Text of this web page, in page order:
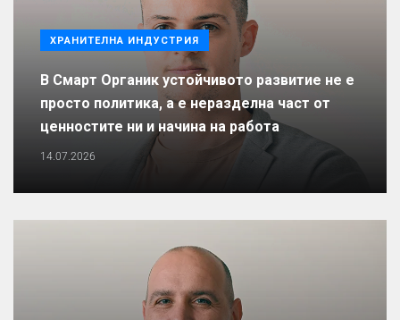
ХРАНИТЕЛНА ИНДУСТРИЯ
В Смарт Органик устойчивото развитие не е
просто политика, а е неразделна част от
ценностите ни и начина на работа
14.07.2026